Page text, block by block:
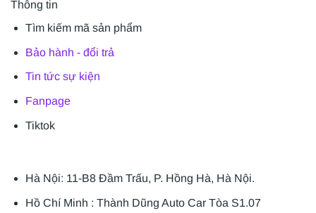
Thông tin
Tìm kiếm mã sản phẩm
Bảo hành - đổi trả
Tin tức sự kiện
Fanpage
Tiktok
Hà Nội: 11-B8 Đầm Trấu, P. Hồng Hà, Hà Nội.
Hồ Chí Minh : Thành Dũng Auto Car Tòa S1.07